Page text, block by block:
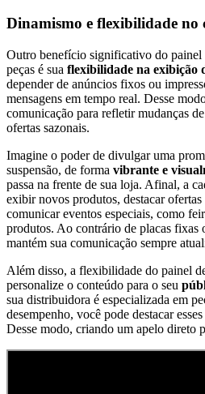
Dinamismo e flexibilidade no
Outro benefício significativo do painel
peças é sua flexibilidade na exibição
depender de anúncios fixos ou
mensagens em tempo real. Desse
comunicação para refletir mudanças
ofertas sazonais.
Imagine o poder de divulgar uma
suspensão, de forma vibrante e
passa na frente de sua loja. Afinal, a
exibir novos produtos, destacar
comunicar eventos especiais, como
produtos. Ao contrário de placas fixas
mantém sua comunicação sempre
Além disso, a flexibilidade do painel
personalize o conteúdo para o seu
sua distribuidora é especializada em
desempenho, você pode destacar
Desse modo, criando um apelo direto